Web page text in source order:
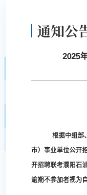
通知公
2025
根据中组部
市）事业单位公开
开招聘联考濮阳石
逾期不参加者视为